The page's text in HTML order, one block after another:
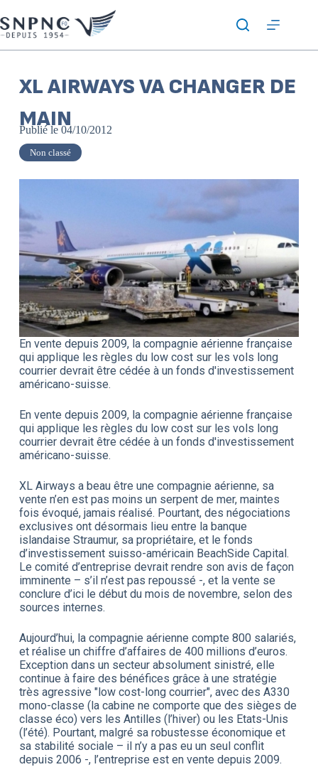
XL AIRWAYS VA CHANGER DE
MAIN
Publié le 04/10/2012
Non classé
En vente depuis 2009, la compagnie aérienne française
qui applique les règles du low cost sur les vols long
courrier devrait être cédée à un fonds d'investissement
américano-suisse.
En vente depuis 2009, la compagnie aérienne française
qui applique les règles du low cost sur les vols long
courrier devrait être cédée à un fonds d'investissement
américano-suisse.
XL Airways a beau être une compagnie aérienne, sa
vente n’en est pas moins un serpent de mer, maintes
fois évoqué, jamais réalisé. Pourtant, des négociations
exclusives ont désormais lieu entre la banque
islandaise Straumur, sa propriétaire, et le fonds
d’investissement suisso-américain BeachSide Capital.
Le comité d’entreprise devrait rendre son avis de façon
imminente – s’il n’est pas repoussé -, et la vente se
conclure d’ici le début du mois de novembre, selon des
sources internes.
Aujourd’hui, la compagnie aérienne compte 800 salariés,
et réalise un chiffre d’affaires de 400 millions d’euros.
Exception dans un secteur absolument sinistré, elle
continue à faire des bénéfices grâce à une stratégie
très agressive "low cost-long courrier", avec des A330
mono-classe (la cabine ne comporte que des sièges de
classe éco) vers les Antilles (l’hiver) ou les Etats-Unis
(l’été). Pourtant, malgré sa robustesse économique et
sa stabilité sociale – il n’y a pas eu un seul conflit
depuis 2006 -, l’entreprise est en vente depuis 2009.